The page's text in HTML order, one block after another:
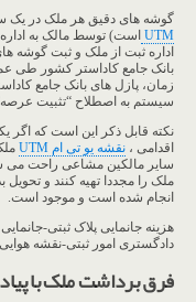
گوشه های دقیق هر ملک در یک
UTM است) توسط مالک به
اداره ثبت از ملک و ثبت گوشه
بانک جامع کاداستر کشور طی
زمان، پازل های بانک جامع
سیستم به اصطلاح “تثبیت
نکته قابل ذکر این است که اگر
اقدامی ، نقشه یو تی ام UTM
سایر مالکین مشاعی راحت می
ملک را مجددا تهیه کنند و تحویل
انجام شده است و موجود است.
هزینه جانمایی پلاک ثبتی-
دادگستری امور ثبتی-نقشه
فرق برداشت ملک با